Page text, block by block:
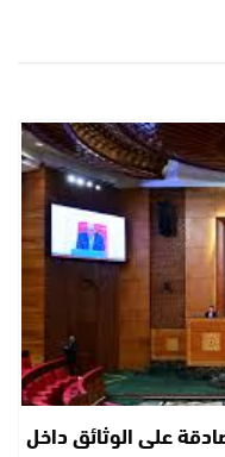
على الوثائق داخل